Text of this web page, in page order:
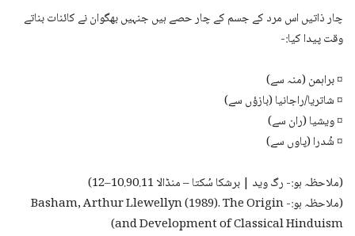
چار ذاتیں اس مرد کے جسم کے چار حصے ہیں جنہیں بھگوان نے کائنات بناتے
وقت پیدا کیا:-
¤ براہمن (منہ سے)
¤ شاتریا/راجانیا (بازؤں سے)
¤ ویشیا (ران سے)
¤ شُدرا (پاوں سے)
(ملاحظہ ہو:- رگ وید | برشکا سُکتا – منڈالا 10.90.11–12)
(ملاحظہ ہو:- Basham, Arthur Llewellyn (1989). The Origin
and Development of Classical Hinduism)